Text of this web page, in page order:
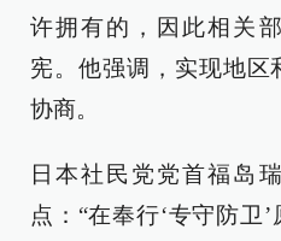
许拥有的，因此相关
宪。他强调，实现地区
协商。
日本社民党党首福岛
点：“在奉行‘专守防卫